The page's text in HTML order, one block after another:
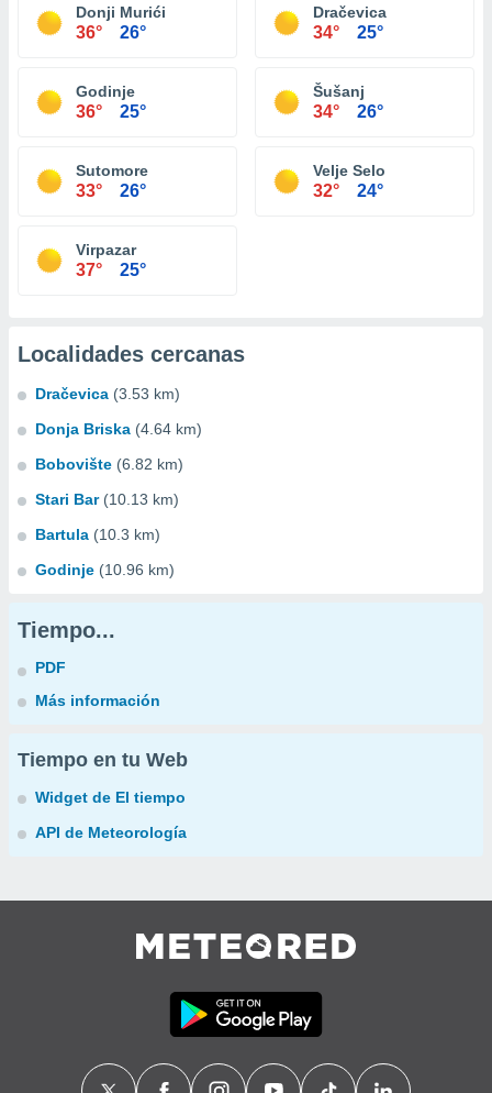
Donji Murići
36° 26°
Dračevica
34° 25°
Godinje
36° 25°
Šušanj
34° 26°
Sutomore
33° 26°
Velje Selo
32° 24°
Virpazar
37° 25°
Localidades cercanas
Dračevica (3.53 km)
Donja Briska (4.64 km)
Bobovište (6.82 km)
Stari Bar (10.13 km)
Bartula (10.3 km)
Godinje (10.96 km)
Tiempo...
PDF
Más información
Tiempo en tu Web
Widget de El tiempo
API de Meteorología